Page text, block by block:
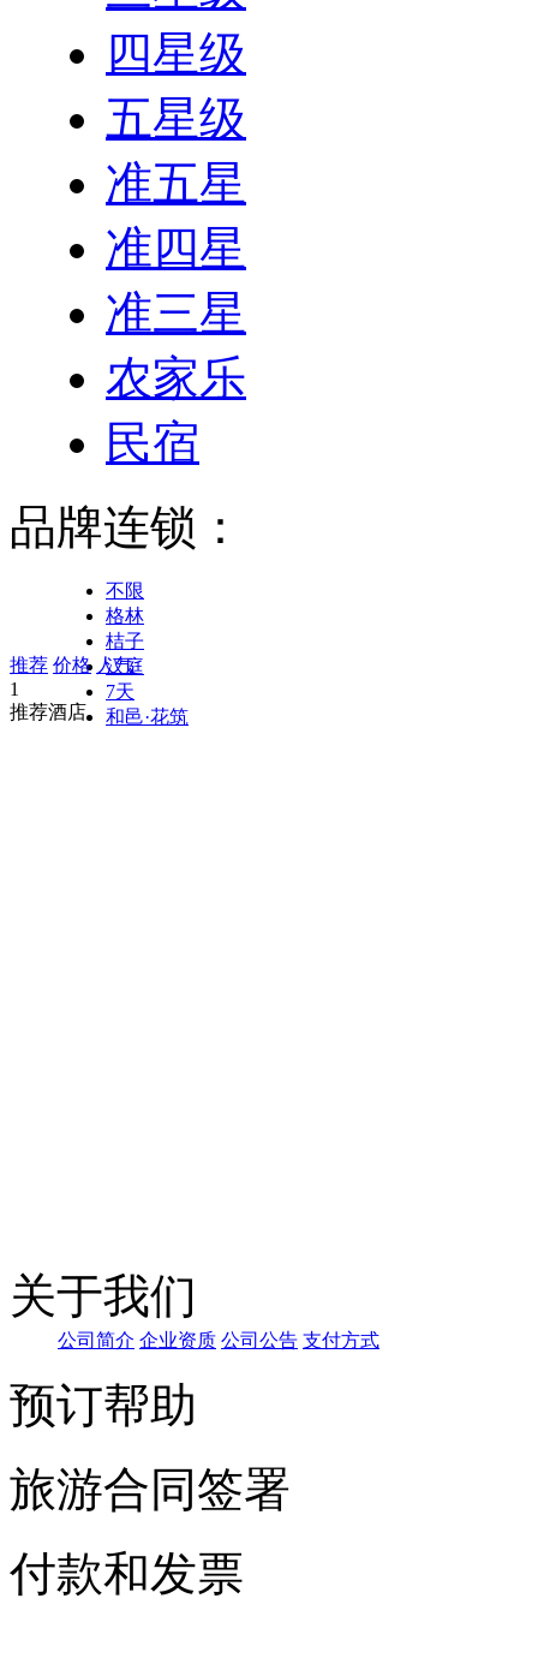
四星级
五星级
准五星
准四星
准三星
农家乐
民宿
品牌连锁：
不限
格林
桔子
汉庭
7天
和邑·花筑
推荐 价格 人气
1
推荐酒店
关于我们
公司简介 企业资质 公司公告 支付方式
预订帮助
旅游合同签署
付款和发票